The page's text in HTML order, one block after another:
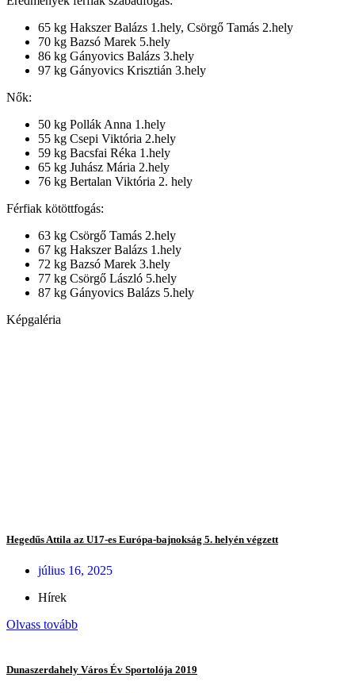
65 kg Hakszer Balázs 1.hely, Csörgő Tamás 2.hely
70 kg Bazsó Marek 5.hely
86 kg Gányovics Balázs 3.hely
97 kg Gányovics Krisztián 3.hely
Nők:
50 kg Pollák Anna 1.hely
55 kg Csepi Viktória 2.hely
59 kg Bacsfai Réka 1.hely
65 kg Juhász Mária 2.hely
76 kg Bertalan Viktória 2. hely
Férfiak kötöttfogás:
63 kg Csörgő Tamás 2.hely
67 kg Hakszer Balázs 1.hely
72 kg Bazsó Marek 3.hely
77 kg Csörgő László 5.hely
87 kg Gányovics Balázs 5.hely
Képgaléria
Hegedűs Attila az U17-es Európa-bajnokság 5. helyén végzett
július 16, 2025
Hírek
Olvass tovább
Dunaszerdahely Város Év Sportolója 2019